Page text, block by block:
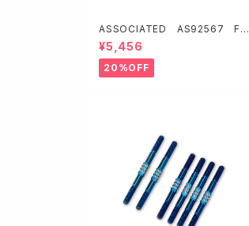
ASSOCIATED AS92567 FT
アルミ製デフハイトインサート・ノッ
チ付き【RC10B7.1】
¥5,456
20%OFF